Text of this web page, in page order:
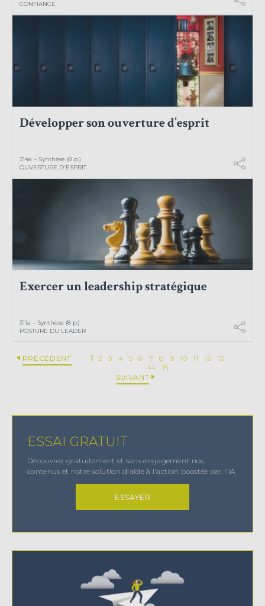
CONFIANCE
Développer son ouverture d’esprit
314a – Synthèse (8 p.)
OUVERTURE D'ESPRIT
Exercer un leadership stratégique
311a – Synthèse (8 p.)
POSTURE DU LEADER
PRÉCÉDENT 1 2 3 4 5 6 7 8 9 10 11 12
13
14
15
SUIVANT
ESSAI GRATUIT
Découvrez gratuitement et sans engagement nos
contenus et notre solution d'aide à l'action boostée par l'IA
ESSAYER